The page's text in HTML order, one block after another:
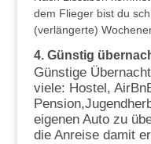
dem Flieger bist du
(verlängerte)
4. Günstig
Günstige
viele: Hostel,
eigenen Auto zu
die Anreise damit